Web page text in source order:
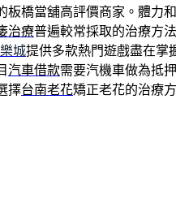
板橋當舖高評價商家。體力
治療普遍較常採取的治療方
城提供多款熱門遊戲盡在掌
汽車借款需要汽機車做為抵
擇台南老花矯正老花的治療